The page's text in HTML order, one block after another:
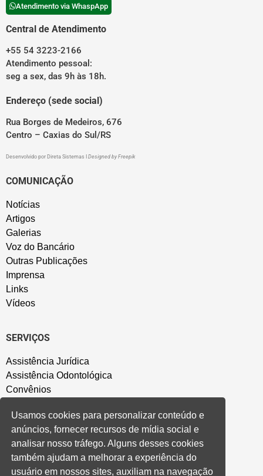
Atendimento via WhaspApp
Central de Atendimento
+55 54 3223-2166
Atendimento pessoal:
seg a sex, das 9h às 18h.
Endereço (sede social)
Rua Borges de Medeiros, 676
Centro – Caxias do Sul/RS
Desenvolvido por Direta Sistemas Designed by Freepik
COMUNICAÇÃO
Notícias
Artigos
Galerias
Voz do Bancário
Outras Publicações
Imprensa
Links
Vídeos
SERVIÇOS
Assistência Jurídica
Assistência Odontológica
Convênios
Salão de Festa
Política de Privacidade
CONVENÇÃO COLETIVA E ACORDOS
Usamos cookies para personalizar conteúdo e
anúncios, fornecer recursos de mídia social e
analisar nosso tráfego. Alguns desses cookies
também ajudam a melhorar a experiência do
usuário em nossos sites, auxiliam na navegação